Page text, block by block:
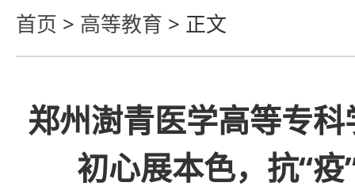
首页 > 高等教育 > 正文
郑州澍青医学高等专
初心展本色，抗“